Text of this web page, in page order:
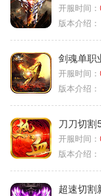
开服时间：
版本介绍：
剑魂单职
开服时间：
版本介绍：
刀刀切割
开服时间：
版本介绍：
超速切割